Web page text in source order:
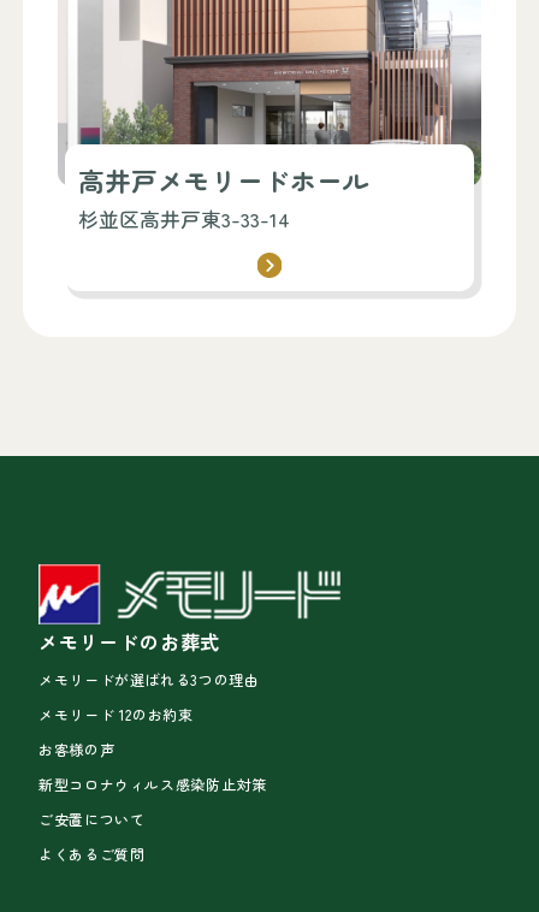
高井戸メモリードホール
杉並区高井戸東3-33-14
メモリードのお葬式
メモリードが選ばれる3つの理由
メモリード 12のお約束
お客様の声
新型コロナウィルス感染防止対策
ご安置について
よくあるご質問